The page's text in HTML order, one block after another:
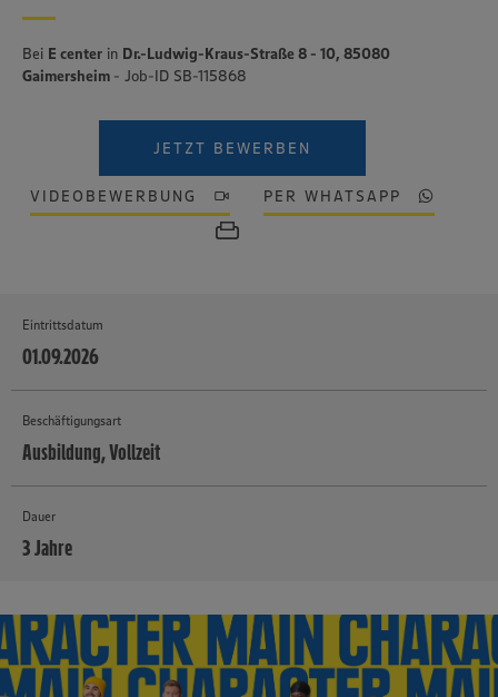
Bei E center in Dr.-Ludwig-Kraus-Straße 8 - 10, 85080
Gaimersheim - Job-ID SB-115868
JETZT BEWERBEN
VIDEOBEWERBUNG PER WHATSAPP
Eintrittsdatum
01.09.2026
Beschäftigungsart
Ausbildung, Vollzeit
Dauer
3 Jahre